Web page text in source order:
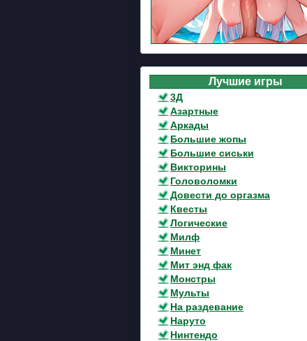
Лучшие игры
3Д
Азартные
Аркады
Большие жопы
Большие сиськи
Викторины
Головоломки
Довести до оргазма
Квесты
Логические
Милф
Минет
Мит энд фак
Монстры
Мульты
На раздевание
Наруто
Нинтендо